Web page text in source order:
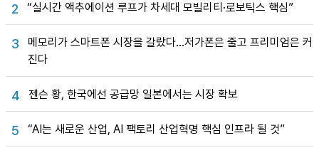
2 “실시간 액추에이션 루프가 차세대 모빌리티·로보틱스 핵심”
3
메모리가 스마트폰 시장을 갈랐다…저가폰은 줄고 프리미엄은 커
진다
4 젠슨 황, 한국에선 공급망 일본에서는 시장 확보
5 “AI는 새로운 산업, AI 팩토리 산업혁명 핵심 인프라 될 것”